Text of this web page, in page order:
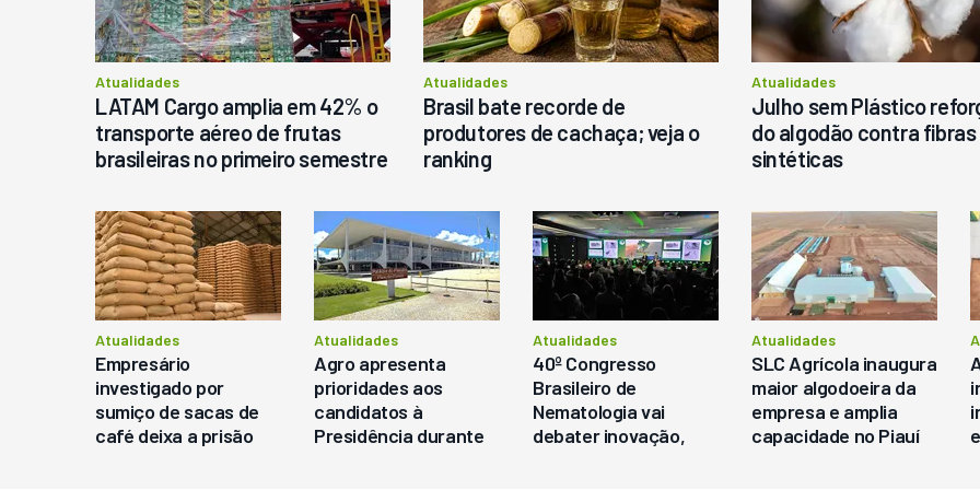
Pergunte ao vendedor R$ 145.000
Consultar
Atualidades
LATAM Cargo amplia em 42% o
transporte aéreo de frutas
brasileiras no primeiro semestre
Atualidades
Brasil bate recorde de
produtores de cachaça; veja o
ranking
Atualidades
Julho sem Plástico
do algodão contra fibras
sintéticas
Atualidades
Empresário
investigado por
sumiço de sacas de
café deixa a prisão
Atualidades
Agro apresenta
prioridades aos
candidatos à
Presidência durante
Atualidades
40º Congresso
Brasileiro de
Nematologia vai
debater inovação,
Atualidades
SLC Agrícola inaugura
maior algodoeira da
empresa e amplia
capacidade no Piauí